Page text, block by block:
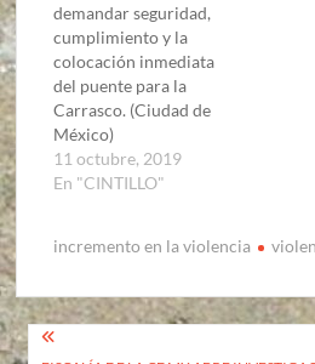
demandar seguridad,
cumplimiento y la
colocación inmediata
del puente para la
Carrasco. (Ciudad de
México)
11 octubre, 2019
En "CINTILLO"
incremento en la violencia
Navegación